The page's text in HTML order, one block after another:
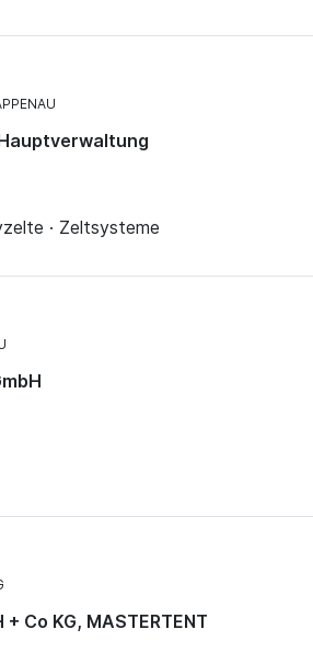
· Zeltsysteme
Co KG, MASTERTENT